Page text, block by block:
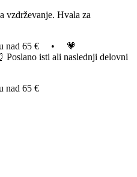
vzdrževanje. Hvala za
nad 65 € • 💗
isti ali naslednji delovni
nad 65 €